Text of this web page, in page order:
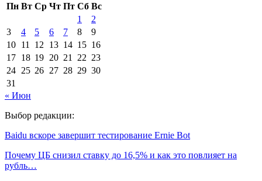
Пн Вт Ср Чт Пт Сб Вс
1
2
3
4 5 6 7 8
9
10 11 12 13 14 15 16
17 18 19 20 21 22 23
24 25 26 27 28 29 30
31
« Июн
Выбор редакции:
Baidu вскоре завершит тестирование Ernie Bot
Почему ЦБ снизил ставку до 16,5% и как это повлияет на
рубль…